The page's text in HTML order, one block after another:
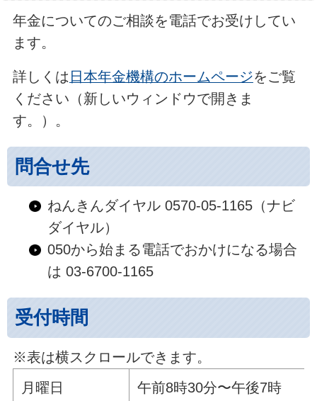
年金についてのご相談を電話でお受けしてい
ます。
詳しくは 日本年金機構のホームページをご覧
ください（新しいウィンドウで開きま
す。）。
問合せ先
ねんきんダイヤル 0570-05-1165（ナビ
ダイヤル）
050から始まる電話でおかけになる場合
は 03-6700-1165
受付時間
※表は横スクロールできます。
月曜日
午前8時30分〜午後7時